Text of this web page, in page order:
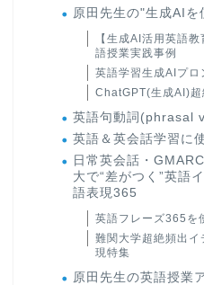
原田先生の"生成AIを
【生成AI活用英語
語授業実践事例
英語学習生成AIプロ
ChatGPT(生成AI)超
英語句動詞(phrasal
英語＆英会話学習に
日常英会話・
大で“差がつく”英語
語表現365
英語フレーズ365を
難関大学超絶頻出
現特集
原田先生の英語授業